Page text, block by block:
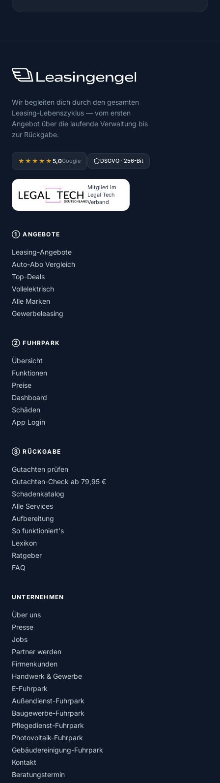
Wir begleiten dich durch den gesamten
Leasing-Lebenszyklus — vom ersten
Angebot über die laufende Verwaltung bis
zur Rückgabe.
★★★★★ 5,0Google DSGVO · 256-Bit
Mitglied im
Legal Tech
Verband
① ANGEBOTE
Leasing-Angebote
Auto-Abo Vergleich
Top-Deals
Vollelektrisch
Alle Marken
Gewerbeleasing
② FUHRPARK
Übersicht
Funktionen
Preise
Dashboard
Schäden
App Login
③ RÜCKGABE
Gutachten prüfen
Gutachten-Check ab 79,95 €
Schadenkatalog
Alle Services
Aufbereitung
So funktioniert's
Lexikon
Ratgeber
FAQ
UNTERNEHMEN
Über uns
Presse
Jobs
Partner werden
Firmenkunden
Handwerk & Gewerbe
E-Fuhrpark
Außendienst-Fuhrpark
Baugewerbe-Fuhrpark
Pflegedienst-Fuhrpark
Photovoltaik-Fuhrpark
Gebäudereinigung-Fuhrpark
Kontakt
Beratungstermin